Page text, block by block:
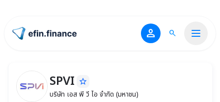
ไปหน้าแรก person search
SPVI บริษัท เอส พี วี ไอ จำกัด (มหาชน)
SPVI star_border
บริษัท เอส พี วี ไอ จำกัด (มหาชน)